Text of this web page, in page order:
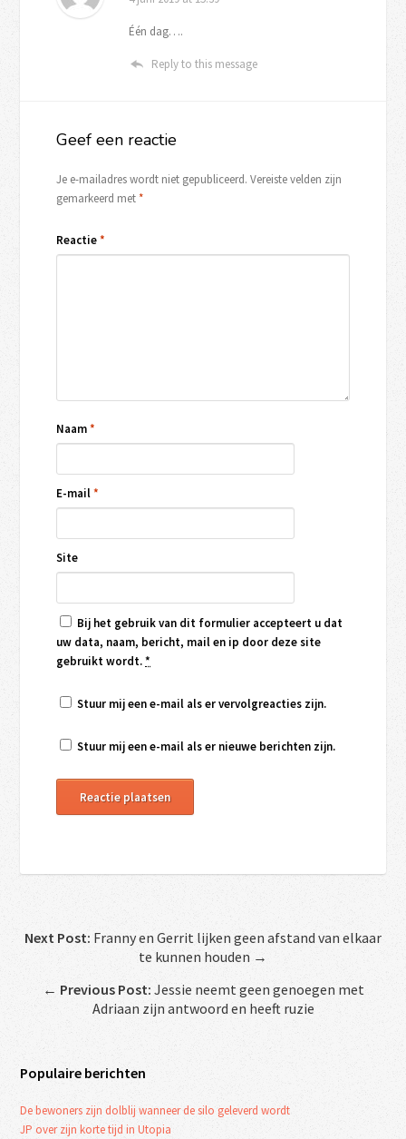
Één dag….
Reply to this message
Geef een reactie
Je e-mailadres wordt niet gepubliceerd. Vereiste velden zijn
gemarkeerd met*
Reactie*
Naam*
E-mail*
Site
Bij het gebruik van dit formulier accepteert u dat
uw data, naam, bericht, mail en ip door deze site
gebruikt wordt.*
Stuur mij een e-mail als er vervolgreacties zijn.
Stuur mij een e-mail als er nieuwe berichten zijn.
Next Post: Franny en Gerrit lijken geen afstand van elkaar
te kunnen houden →
← Previous Post: Jessie neemt geen genoegen met
Adriaan zijn antwoord en heeft ruzie
Populaire berichten
De bewoners zijn dolblij wanneer de silo geleverd wordt
JP over zijn korte tijd in Utopia